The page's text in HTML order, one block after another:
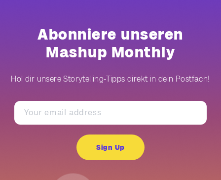
Abonniere unseren
Mashup Monthly
Hol dir unsere Storytelling-Tipps direkt in dein Postfach!